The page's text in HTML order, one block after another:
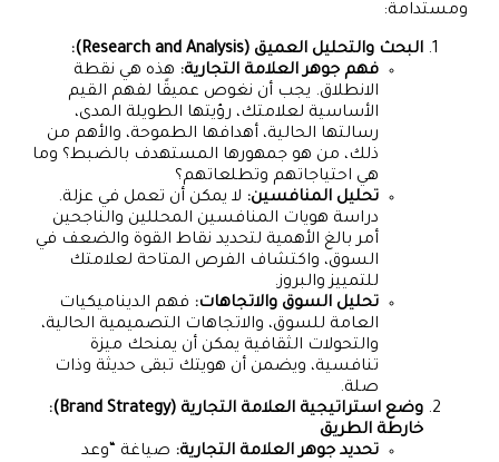
ومستدامة:
البحث والتحليل العميق (Research and Analysis):
فهم جوهر العلامة التجارية: هذه هي نقطة
الانطلاق. يجب أن نغوص عميقًا لفهم القيم
الأساسية لعلامتك، رؤيتها الطويلة المدى،
رسالتها الحالية، أهدافها الطموحة، والأهم من
ذلك، من هو جمهورها المستهدف بالضبط؟ وما
هي احتياجاتهم وتطلعاتهم؟
تحليل المنافسين: لا يمكن أن تعمل في عزلة.
دراسة هويات المنافسين المحللين والناجحين
أمر بالغ الأهمية لتحديد نقاط القوة والضعف في
السوق، واكتشاف الفرص المتاحة لعلامتك
للتمييز والبروز.
تحليل السوق والاتجاهات: فهم الديناميكيات
العامة للسوق، والاتجاهات التصميمية الحالية،
والتحولات الثقافية يمكن أن يمنحك ميزة
تنافسية، ويضمن أن هويتك تبقى حديثة وذات
صلة.
وضع استراتيجية العلامة التجارية (Brand Strategy):
خارطة الطريق
تحديد جوهر العلامة التجارية: صياغة “وعد